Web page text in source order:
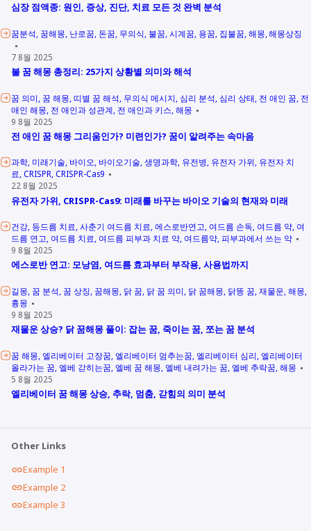
심장 점액종: 원인, 증상, 진단, 치료 모든 것 완벽 분석
꿈분석 꿈해몽 난로꿈 돈꿈 무의식 불꿈 시계꿈 용꿈 집불꿈 해몽 해몽상징
7 8월 2025
불 꿈 해몽 총정리: 25가지 상황별 의미와 해석
꿈 의미 꿈 해몽 띠별 꿈 해석 무의식 메시지 심리 분석 심리 상태 전 애인 꿈 전
애인 해몽 전 애인과 성관계 전 애인과 키스 해몽
9 8월 2025
전 애인 꿈 해몽 그리움인가? 미련인가? 꿈이 알려주는 속마음
과학 미래기술 바이오 바이오기술 생명과학 유전병 유전자 가위 유전자 치
료 CRISPR CRISPR-Cas9
22 8월 2025
유전자 가위, CRISPR-Cas9: 미래를 바꾸는 바이오 기술의 현재와 미래
건강 등드름 치료 사춘기 여드름 치료 에스로반연고 여드름 손독 여드름 약 여
드름 연고 여드름 치료 여드름 피부과 치료 약 여드름약 피부과에서 쓰는 약
9 8월 2025
에스로반 연고: 모낭염, 여드름 효과부터 부작용, 사용법까지
길몽 꿈 분석 꿈 상징 꿈해몽 닭 꿈 닭 꿈 의미 닭 꿈해몽 닭똥 꿈 재물운 해몽
흉몽
9 8월 2025
재물운 상승? 닭 꿈해몽 풀이: 잡는 꿈, 죽이는 꿈, 쪼는 꿈 분석
꿈 해몽 엘리베이터 고장꿈 엘리베이터 멈추는꿈 엘리베이터 심리 엘리베이터
올라가는 꿈 엘베 갇히는꿈 엘베 꿈 해몽 엘베 내려가는 꿈 엘베 추락꿈 해몽
5 8월 2025
엘리베이터 꿈 해몽 상승, 추락, 멈춤, 갇힘의 의미 분석
Other Links
Example 1
Example 2
Example 3